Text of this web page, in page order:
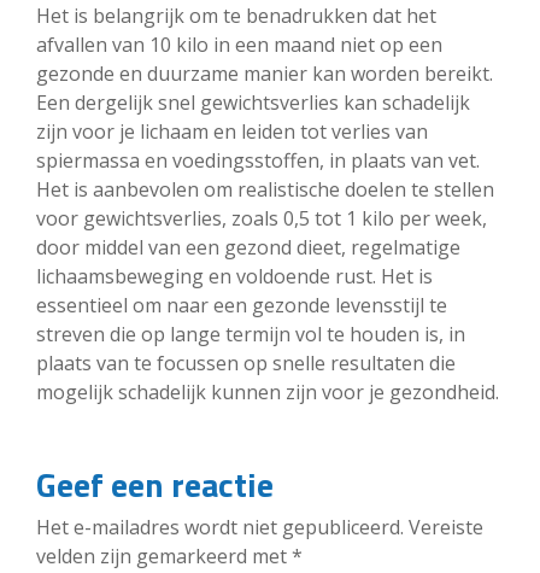
Het is belangrijk om te benadrukken dat het
afvallen van 10 kilo in een maand niet op een
gezonde en duurzame manier kan worden bereikt.
Een dergelijk snel gewichtsverlies kan schadelijk
zijn voor je lichaam en leiden tot verlies van
spiermassa en voedingsstoffen, in plaats van vet.
Het is aanbevolen om realistische doelen te stellen
voor gewichtsverlies, zoals 0,5 tot 1 kilo per week,
door middel van een gezond dieet, regelmatige
lichaamsbeweging en voldoende rust. Het is
essentieel om naar een gezonde levensstijl te
streven die op lange termijn vol te houden is, in
plaats van te focussen op snelle resultaten die
mogelijk schadelijk kunnen zijn voor je gezondheid.
Geef een reactie
Het e-mailadres wordt niet gepubliceerd. Vereiste
velden zijn gemarkeerd met*